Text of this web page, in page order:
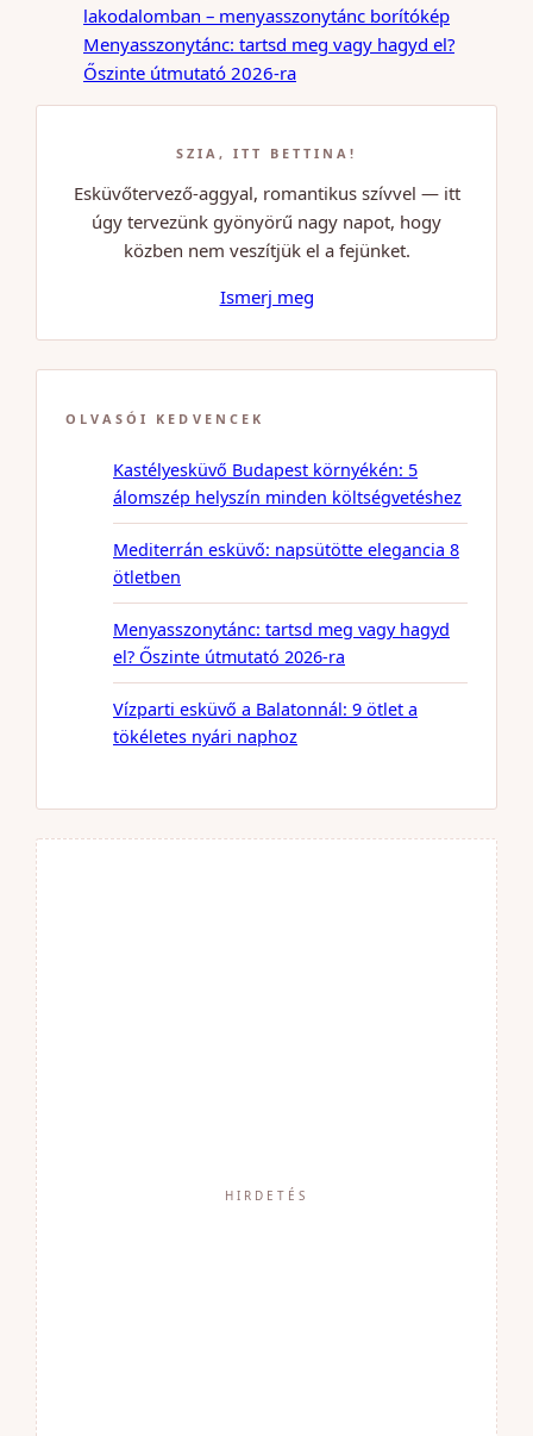
Menyasszonytánc: tartsd meg vagy hagyd el?
Őszinte útmutató 2026-ra
SZIA, ITT BETTINA!
Esküvőtervező-aggyal, romantikus szívvel — itt
úgy tervezünk gyönyörű nagy napot, hogy
közben nem veszítjük el a fejünket.
Ismerj meg
OLVASÓI KEDVENCEK
Kastélyesküvő Budapest környékén: 5
álomszép helyszín minden költségvetéshez
Mediterrán esküvő: napsütötte elegancia 8
ötletben
Menyasszonytánc: tartsd meg vagy hagyd
el? Őszinte útmutató 2026-ra
Vízparti esküvő a Balatonnál: 9 ötlet a
tökéletes nyári naphoz
HIRDETÉS